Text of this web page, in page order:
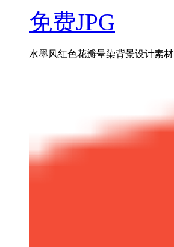
免费JPG
水墨风红色花瓣晕染背景设计素材